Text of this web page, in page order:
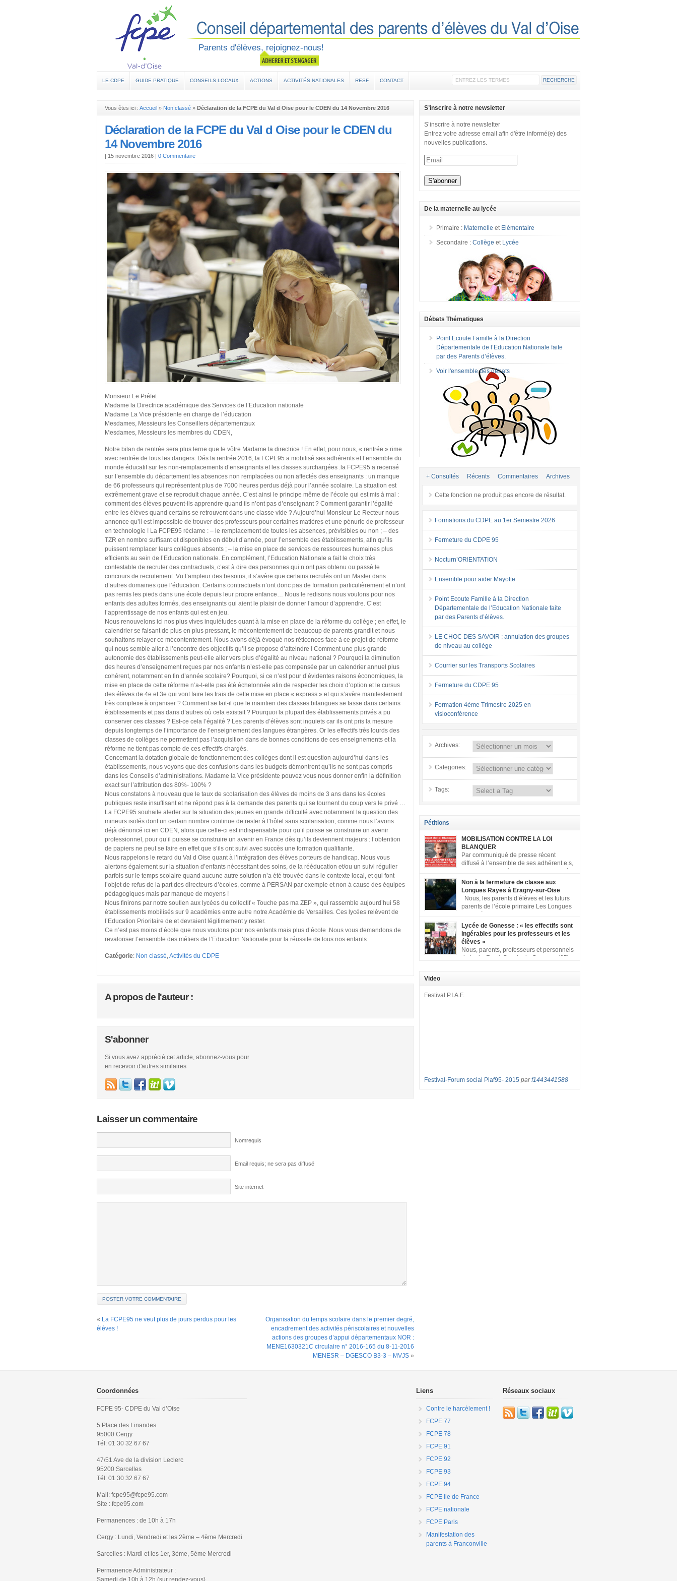
Parents d'élèves, rejoignez-nous!
LE CDPE GUIDE PRATIQUE CONSEILS LOCAUX ACTIONS ACTIVITÉS NATIONALES RESF CONTACT
Vous êtes ici : Accueil » Non classé » Déclaration de la FCPE du Val d Oise pour le CDEN du 14 Novembre 2016
Déclaration de la FCPE du Val d Oise pour le CDEN du
14 Novembre 2016
| 15 novembre 2016 | 0 Commentaire
Monsieur Le Préfet
Madame la Directrice académique des Services de l’Education nationale
Madame La Vice présidente en charge de l’éducation
Mesdames, Messieurs les Conseillers départementaux
Mesdames, Messieurs les membres du CDEN,
Notre bilan de rentrée sera plus terne que le vôtre Madame la directrice ! En effet, pour nous, « rentrée » rime
avec rentrée de tous les dangers. Dés la rentrée 2016, la FCPE95 a mobilisé ses adhérents et l’ensemble du
monde éducatif sur les non-remplacements d’enseignants et les classes surchargées .la FCPE95 a recensé
sur l’ensemble du département les absences non remplacées ou non affectés des enseignants : un manque
de 66 professeurs qui représentent plus de 7000 heures perdus déjà pour l’année scolaire. La situation est
extrêmement grave et se reproduit chaque année. C’est ainsi le principe même de l’école qui est mis à mal :
comment des élèves peuvent-ils apprendre quand ils n’ont pas d’enseignant ? Comment garantir l’égalité
entre les élèves quand certains se retrouvent dans une classe vide ? Aujourd’hui Monsieur Le Recteur nous
annonce qu’il est impossible de trouver des professeurs pour certaines matières et une pénurie de professeur
en technologie ! La FCPE95 réclame : – le remplacement de toutes les absences, prévisibles ou non ; – des
TZR en nombre suffisant et disponibles en début d’année, pour l’ensemble des établissements, afin qu’ils
puissent remplacer leurs collègues absents ; – la mise en place de services de ressources humaines plus
efficients au sein de l’Education nationale. En complément, l’Education Nationale a fait le choix très
contestable de recruter des contractuels, c’est à dire des personnes qui n’ont pas obtenu ou passé le
concours de recrutement. Vu l’ampleur des besoins, il s’avère que certains recrutés ont un Master dans
d’autres domaines que l’éducation. Certains contractuels n’ont donc pas de formation particulièrement et n’ont
pas remis les pieds dans une école depuis leur propre enfance… Nous le redisons nous voulons pour nos
enfants des adultes formés, des enseignants qui aient le plaisir de donner l’amour d’apprendre. C’est
l’apprentissage de nos enfants qui est en jeu.
Nous renouvelons ici nos plus vives inquiétudes quant à la mise en place de la réforme du collège ; en effet, le
calendrier se faisant de plus en plus pressant, le mécontentement de beaucoup de parents grandit et nous
souhaitons relayer ce mécontentement. Nous avons déjà évoqué nos réticences face à ce projet de réforme
qui nous semble aller à l’encontre des objectifs qu’il se propose d’atteindre ! Comment une plus grande
autonomie des établissements peut-elle aller vers plus d’égalité au niveau national ? Pourquoi la diminution
des heures d’enseignement reçues par nos enfants n’est-elle pas compensée par un calendrier annuel plus
cohérent, notamment en fin d’année scolaire? Pourquoi, si ce n’est pour d’évidentes raisons économiques, la
mise en place de cette réforme n’a-t-elle pas été échelonnée afin de respecter les choix d’option et le cursus
des élèves de 4e et 3e qui vont faire les frais de cette mise en place « express » et qui s’avère manifestement
très complexe à organiser ? Comment se fait-il que le maintien des classes bilangues se fasse dans certains
établissements et pas dans d’autres où cela existait ? Pourquoi la plupart des établissements privés a pu
conserver ces classes ? Est-ce cela l’égalité ? Les parents d’élèves sont inquiets car ils ont pris la mesure
depuis longtemps de l’importance de l’enseignement des langues étrangères. Or les effectifs très lourds des
classes de collèges ne permettent pas l’acquisition dans de bonnes conditions de ces enseignements et la
réforme ne tient pas compte de ces effectifs chargés.
Concernant la dotation globale de fonctionnement des collèges dont il est question aujourd’hui dans les
établissements, nous voyons que des confusions dans les budgets démontrent qu’ils ne sont pas compris
dans les Conseils d’administrations. Madame la Vice présidente pouvez vous nous donner enfin la définition
exact sur l’attribution des 80%- 100% ?
Nous constatons à nouveau que le taux de scolarisation des élèves de moins de 3 ans dans les écoles
publiques reste insuffisant et ne répond pas à la demande des parents qui se tournent du coup vers le privé …
La FCPE95 souhaite alerter sur la situation des jeunes en grande difficulté avec notamment la question des
mineurs isolés dont un certain nombre continue de rester à l’hôtel sans scolarisation, comme nous l’avons
déjà dénoncé ici en CDEN, alors que celle-ci est indispensable pour qu’il puisse se construire un avenir
professionnel, pour qu’il puisse se construire un avenir en France dès qu’ils deviennent majeurs : l’obtention
de papiers ne peut se faire en effet que s’ils ont suivi avec succès une formation qualifiante.
Nous rappelons le retard du Val d Oise quant à l’intégration des élèves porteurs de handicap. Nous vous
alertons également sur la situation d’enfants nécessitant des soins, de la rééducation et/ou un suivi régulier
parfois sur le temps scolaire quand aucune autre solution n’a été trouvée dans le contexte local, et qui font
l’objet de refus de la part des directeurs d’écoles, comme à PERSAN par exemple et non à cause des équipes
pédagogiques mais par manque de moyens !
Nous finirons par notre soutien aux lycées du collectif « Touche pas ma ZEP », qui rassemble aujourd’hui 58
établissements mobilisés sur 9 académies entre autre notre Académie de Versailles. Ces lycées relèvent de
l’Education Prioritaire de et devraient légitimement y rester.
Ce n’est pas moins d’école que nous voulons pour nos enfants mais plus d’école .Nous vous demandons de
revaloriser l’ensemble des métiers de l’Education Nationale pour la réussite de tous nos enfants
Catégorie: Non classé,Activités du CDPE
A propos de l'auteur :
S'abonner
Si vous avez apprécié cet article, abonnez-vous pour
en recevoir d'autres similaires
Laisser un commentaire
Nomrequis
Email requis; ne sera pas diffusé
Site internet
« La FCPE95 ne veut plus de jours perdus pour les
élèves !
Organisation du temps scolaire dans le premier degré,
encadrement des activités périscolaires et nouvelles
actions des groupes d’appui départementaux NOR :
MENE1630321C circulaire n° 2016-165 du 8-11-2016
MENESR – DGESCO B3-3 – MVJS »
S’inscrire à notre newsletter
S’inscrire à notre newsletter
Entrez votre adresse email afin d'être informé(e) des
nouvelles publications.
De la maternelle au lycée
Primaire : Maternelle et Elémentaire
Secondaire :Collège et Lycée
Débats Thématiques
Point Ecoute Famille à la Direction
Départementale de l’Education Nationale faite
par des Parents d’élèves.
Voir l'ensemble des débats
+ Consultés Récents Commentaires Archives
Cette fonction ne produit pas encore de résultat.
Formations du CDPE au 1er Semestre 2026
Fermeture du CDPE 95
Nocturn’ORIENTATION
Ensemble pour aider Mayotte
Point Ecoute Famille à la Direction
Départementale de l’Education Nationale faite
par des Parents d’élèves.
LE CHOC DES SAVOIR : annulation des groupes
de niveau au collège
Courrier sur les Transports Scolaires
Fermeture du CDPE 95
Formation 4ème Trimestre 2025 en
visioconférence
Archives:
Categories:
Tags:
Pétitions
MOBILISATION CONTRE LA LOI
BLANQUER
Par communiqué de presse récent
diffusé à l’ensemble de ses adhérent.e.s,
se mobiliser contre la loi Blanquer dite « Ecole de la
confiance ». Pour vous aider à organiser les actions
localement, la FCPE met à votre disposition ce kit de
mobilisation comprenant : 1 affiche appelant […]
Non à la fermeture de classe aux
Longues Rayes à Eragny-sur-Oise
Nous, les parents d’élèves et les futurs
parents de l’école primaire Les Longues
cette pétition pour dire « NON à la fermeture de classe
aux Longues Rayes ». Non à la dégradation continue
des conditions d’accueil et d’apprentissage de nos
enfants à l’école primaire. Chaque enfant a droit à […]
Lycée de Gonesse : « les effectifs sont
ingérables pour les professeurs et les
élèves »
Nous, parents, professeurs et personnels
du lycée René Cassin de Gonesse (95),
dénoncer les classes surchargées, en cette rentrée
et 35 élèves ! – de nombreuses classes de première et
Video
Festival P.I.A.F.
Festival-Forum social Piaf95- 2015 parf1443441588
Coordonnées
FCPE 95- CDPE du Val d’Oise
5 Place des Linandes
95000 Cergy
Tél: 01 30 32 67 67
47/51 Ave de la division Leclerc
95200 Sarcelles
Tél: 01 30 32 67 67
Mail: fcpe95@fcpe95.com
Site : fcpe95.com
Permanences : de 10h à 17h
Cergy : Lundi, Vendredi et les 2ème – 4ème Mercredi
Sarcelles : Mardi et les 1er, 3ème, 5ème Mercredi
Permanence Administrateur :
Liens
Contre le harcèlement !
FCPE 77
FCPE 78
FCPE 91
FCPE 92
FCPE 93
FCPE 94
FCPE Ile de France
FCPE nationale
FCPE Paris
Manifestation des
parents à Franconville
Réseaux sociaux